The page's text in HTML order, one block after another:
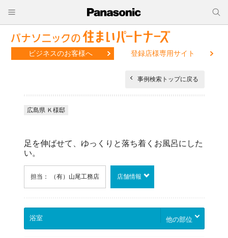
ビジネスのお客様へ 登録店様専用サイト
事例検索トップに戻る
広島県 Ｋ様邸
足を伸ばせて、ゆっくりと落ち着くお風呂にした
い。
担当： （有）山尾工務店 店舗情報
他の部位